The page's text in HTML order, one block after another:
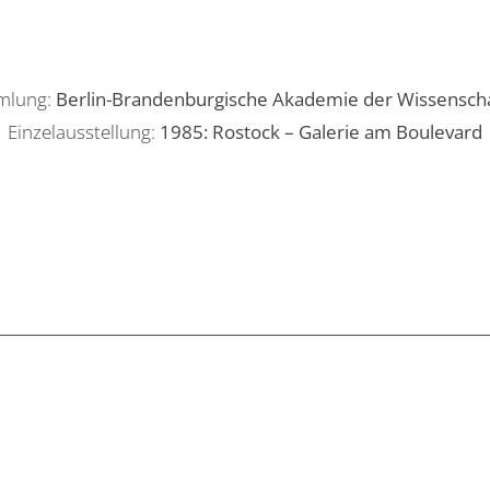
Berlin-Brandenburgische Akademie der
Einzelausstellung: 1985: Rostock – Galerie am Boulevard